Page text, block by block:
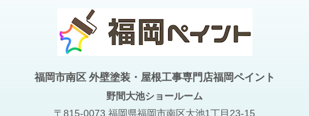
福岡市南区 外壁塗装・屋根工事専門店福岡ペイント
野間大池ショールーム
〒815-0073 福岡県福岡市南区大池1丁目23-15